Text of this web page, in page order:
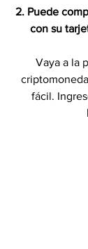
2. Puede
con su
Vaya a la
fácil.